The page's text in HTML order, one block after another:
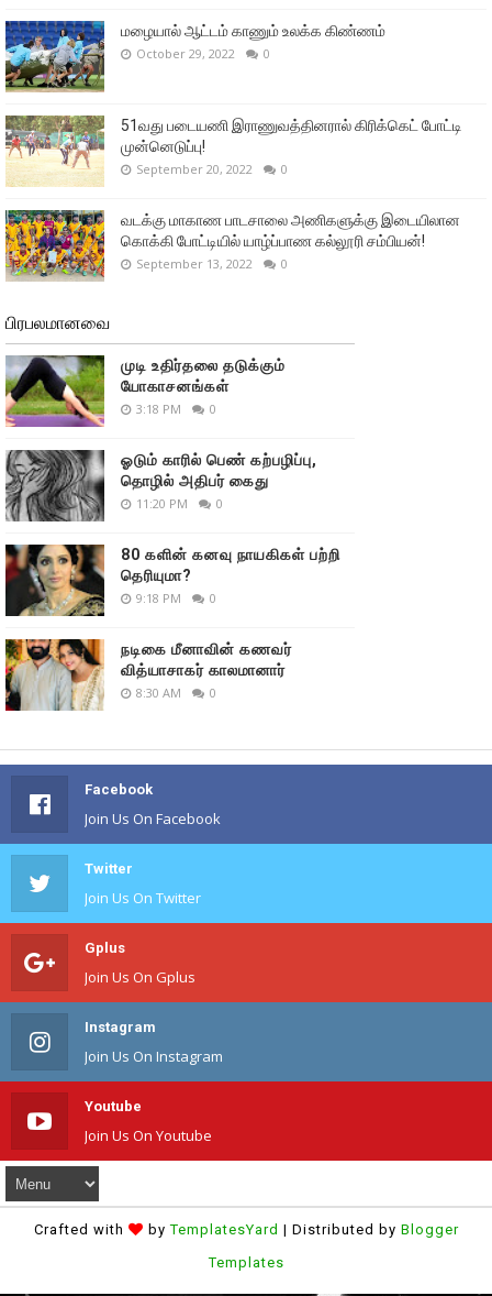
மழையால் ஆட்டம் காணும் உலக்க கிண்ணம்
October 29, 2022 0
51வது படையணி இராணுவத்தினரால் கிரிக்கெட் போட்டி
முன்னெடுப்பு!
September 20, 2022 0
வடக்கு மாகாண பாடசாலை அணிகளுக்கு இடையிலான
கொக்கி போட்டியில் யாழ்ப்பாண கல்லூரி சம்பியன்!
September 13, 2022 0
பிரபலமானவை
முடி உதிர்தலை தடுக்கும்
யோகாசனங்கள்
3:18 PM 0
ஓடும் காரில் பெண் கற்பழிப்பு,
தொழில் அதிபர் கைது
11:20 PM 0
80 களின் கனவு நாயகிகள் பற்றி
தெரியுமா?
9:18 PM 0
நடிகை மீனாவின் கணவர்
வித்யாசாகர் காலமானார்
8:30 AM 0
Facebook
Join Us On Facebook
Twitter
Join Us On Twitter
Gplus
Join Us On Gplus
Instagram
Join Us On Instagram
Youtube
Join Us On Youtube
Crafted with byTemplatesYard | Distributed by Blogger
Templates